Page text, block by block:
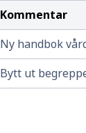
Kommentar
Ny handbok
Bytt ut